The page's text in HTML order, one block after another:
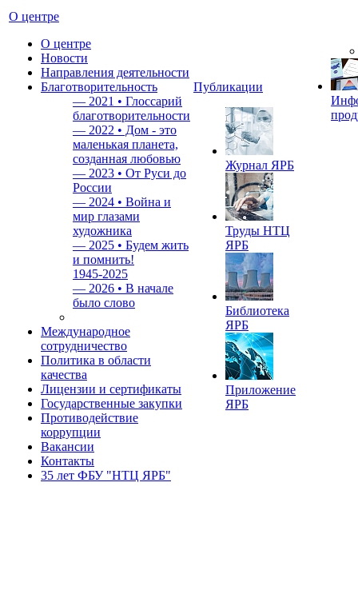
О центре
О центре
Новости
Направления деятельности
Благотворительность
— 2021 • Глоссарий
благотворительности
— 2022 • Дом - это
маленькая планета,
созданная любовью
— 2023 • От Руси до
России
— 2024 • Война и
мир глазами
художника
— 2025 • Будем жить
и помнить!
1945-2025
— 2026 • В начале
было слово
Международное
сотрудничество
Политика в области
качества
Лицензии и сертификаты
Государственные закупки
Противодействие
коррупции
Вакансии
Контакты
35 лет ФБУ "НТЦ ЯРБ"
Публикации
Журнал ЯРБ
Труды НТЦ
ЯРБ
Библиотека
ЯРБ
Приложение
ЯРБ